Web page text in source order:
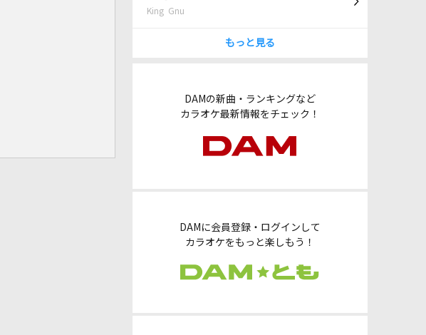
King Gnu
もっと見る
DAMの新曲・ランキングなど
カラオケ最新情報をチェック！
DAMに会員登録・ログインして
カラオケをもっと楽しもう！